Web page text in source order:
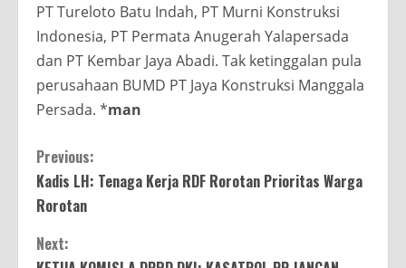
PT Tureloto Batu Indah, PT Murni Konstruksi
Indonesia, PT Permata Anugerah Yalapersada
dan PT Kembar Jaya Abadi. Tak ketinggalan pula
perusahaan BUMD PT Jaya Konstruksi Manggala
Persada. *man
Continue
Reading
Previous:
Kadis LH: Tenaga Kerja RDF Rorotan Prioritas Warga
Rorotan
Next: